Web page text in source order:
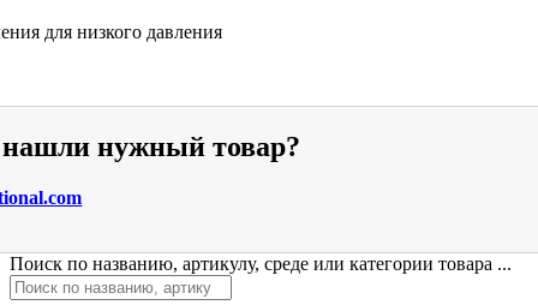
для низкого давления
нужный товар?
Поиск по названию, артикулу, среде или категории товара ...